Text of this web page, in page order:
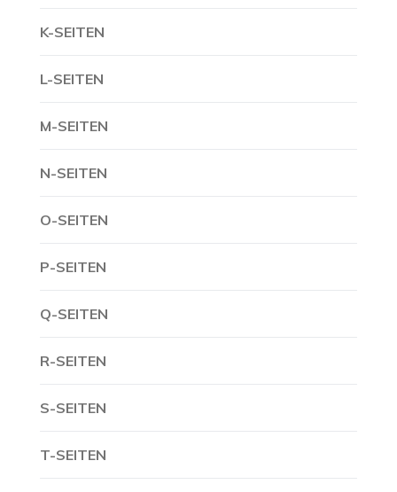
K-SEITEN
L-SEITEN
M-SEITEN
N-SEITEN
O-SEITEN
P-SEITEN
Q-SEITEN
R-SEITEN
S-SEITEN
T-SEITEN